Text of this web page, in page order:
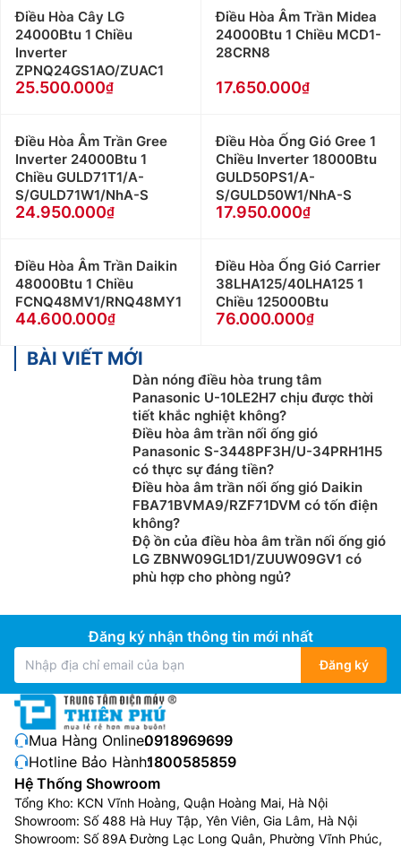
trình vui lòng Liên Hệ: 0983666996
Khách hàng ở Khu vực Ninh Bình xin vui lòng liên
hệ: 0912339019
Khách hàng ở Khu vực Vĩnh Phúc xin vui lòng liên
hệ: 0982067318
hệ: 0983666996
Điều Hòa Cây LG
24000Btu 1 Chiều
Inverter
ZPNQ24GS1AO/ZUAC1
25.500.000
Điều Hòa Âm Trần Midea
24000Btu 1 Chiều MCD1-
28CRN8
17.650.000
Điều Hòa Âm Trần Gree
Inverter 24000Btu 1
Chiều GULD71T1/A-
S/GULD71W1/NhA-S
24.950.000
Điều Hòa Ống Gió Gree 1
Chiều Inverter 18000Btu
GULD50PS1/A-
S/GULD50W1/NhA-S
17.950.000
Điều Hòa Âm Trần Daikin
48000Btu 1 Chiều
FCNQ48MV1/RNQ48MY1
44.600.000
Điều Hòa Ống Gió Carrier
38LHA125/40LHA125 1
Chiều 125000Btu
76.000.000
BÀI VIẾT MỚI
Dàn nóng điều hòa trung tâm
Panasonic U-10LE2H7 chịu được thời
tiết khắc nghiệt không?
Điều hòa âm trần nối ống gió
Panasonic S-3448PF3H/U-34PRH1H5
có thực sự đáng tiền?
Điều hòa âm trần nối ống gió Daikin
FBA71BVMA9/RZF71DVM có tốn điện
không?
Độ ồn của điều hòa âm trần nối ống gió
LG ZBNW09GL1D1/ZUUW09GV1 có
phù hợp cho phòng ngủ?
Đăng ký nhận thông tin mới nhất
Đăng ký
Mua Hàng Online:0918969699
Hotline Bảo Hành:1800585859
Hệ Thống Showroom
Tổng Kho: KCN Vĩnh Hoàng, Quận Hoàng Mai, Hà Nội
Showroom: Số 488 Hà Huy Tập, Yên Viên, Gia Lâm, Hà Nội
Showroom: Số 89A Đường Lạc Long Quân, Phường Vĩnh Phúc,